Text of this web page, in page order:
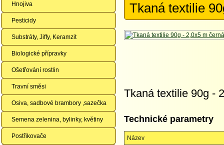
Hnojiva
Pesticidy
Substráty, Jiffy, Keramzit
Biologické přípravky
Ošetřování rostlin
Travní směsi
Osiva, sadbové brambory ,sazečka
Semena zelenina, bylinky, květiny
Postřikovače
Tkaná textilie
Tkaná textilie 90g -
Technické parametry
Název